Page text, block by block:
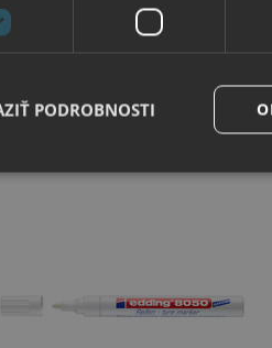
PODROBNOSTI
potrebné súbory cookie umožňujú základné
Poskytovateľ/
Uplynutie